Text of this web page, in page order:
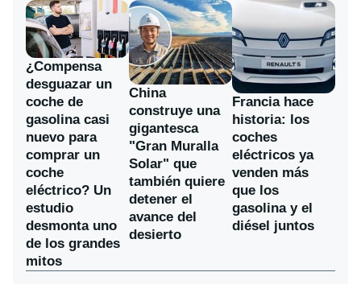
¿Compensa
desguazar un
coche de
gasolina casi
nuevo para
comprar un
coche
eléctrico? Un
estudio
desmonta uno
de los grandes
mitos
China
construye una
gigantesca
"Gran Muralla
Solar" que
también quiere
detener el
avance del
desierto
Francia hace
historia: los
coches
eléctricos ya
venden más
que los
gasolina y el
diésel juntos